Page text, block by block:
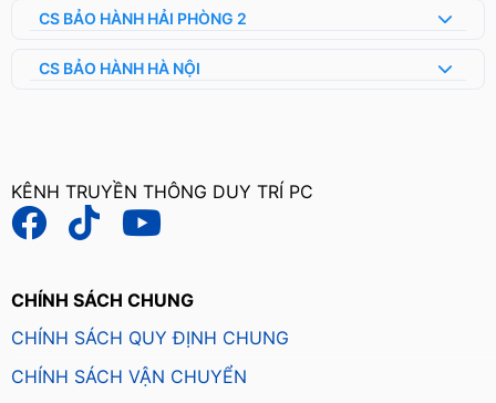
CS BẢO HÀNH HẢI PHÒNG 2
CS BẢO HÀNH HÀ NỘI
KÊNH TRUYỀN THÔNG DUY TRÍ PC
CHÍNH SÁCH CHUNG
CHÍNH SÁCH QUY ĐỊNH CHUNG
CHÍNH SÁCH VẬN CHUYỂN